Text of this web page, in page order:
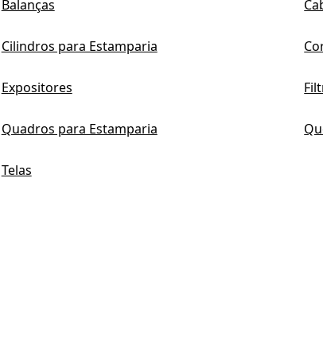
Balanças
Cilindros para Estamparia
Expositores
Quadros para Estamparia
Telas